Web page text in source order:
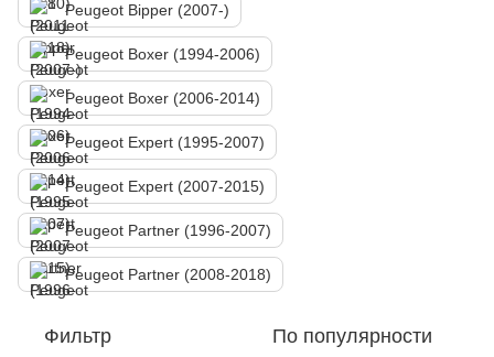
Peugeot Bipper (2007-)
Peugeot Boxer (1994-2006)
Peugeot Boxer (2006-2014)
Peugeot Expert (1995-2007)
Peugeot Expert (2007-2015)
Peugeot Partner (1996-2007)
Peugeot Partner (2008-2018)
Фильтр По популярности